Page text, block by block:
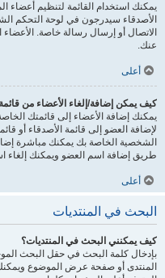
يمكنك استخدام القائمة لتنظيم أعضاء
الأصدقاء سيدرجون في لوحة التحكم
الاتصال أو إرسال رسالة خاصة.
عنك.
أعلى
كيف يمكن إضافة/إلغاء الأعضاء من
يمكنك إضافة الأعضاء إلى قائمتك
لإضافة العضو إلى قائمة الأصدقاء أو
الشخصية الخاصة بك يمكنك مباشرة
طريق إضافة اسم العضو ويمكنك
أعلى
البحث في المنتديات
كيف يمكنني البحث في المنتديات؟
بإدخال كلمة البحث في حقل البحث
المنتدى أو صفحة عرض الموضوع